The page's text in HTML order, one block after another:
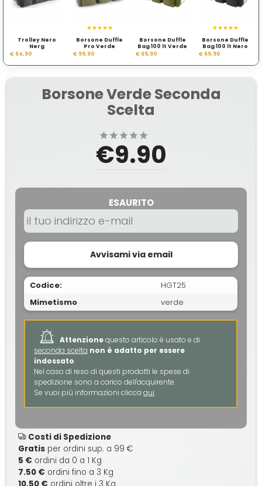
Trolley Nero
Nerg
€ 64,90
Borsone Duffle
Pro Verde
€ 99,90
Borsone Duffle
Bag 100 lt Verde
€ 69,90
Borsone Duffle
Bag 100 lt Nero
€ 69,90
Borsone Verde Seconda
Scelta
€9.90
ESAURITO
Avvisami via email
Codice:
HGT25
Mimetismo
verde
Attenzionequesto articolo è usato e di
seconda scelta non è adatto per essere
indossato.
Nel caso di reso di questi prodotti le spese di
spedizione sono a carico dell'acquirente.
Se vuoi più informazioni cliccaqui.
Costi di Spedizione
Gratis per ordini sup. a 99 €
5 € ordini da 0 a 1 Kg
7.50 € ordini fino a 3 Kg
10.50 € ordini oltre i 3 Kg